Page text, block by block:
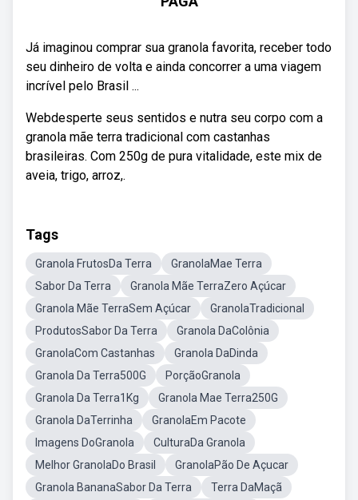
Já imaginou comprar sua granola favorita, receber todo
seu dinheiro de volta e ainda concorrer a uma viagem
incrível pelo Brasil ...
Webdesperte seus sentidos e nutra seu corpo com a
granola mãe terra tradicional com castanhas
brasileiras. Com 250g de pura vitalidade, este mix de
aveia, trigo, arroz,.
Tags
Granola FrutosDa Terra
GranolaMae Terra
Sabor Da Terra
Granola Mãe TerraZero Açúcar
Granola Mãe TerraSem Açúcar
GranolaTradicional
ProdutosSabor Da Terra
Granola DaColônia
GranolaCom Castanhas
Granola DaDinda
Granola Da Terra500G
PorçãoGranola
Granola Da Terra1Kg
Granola Mae Terra250G
Granola DaTerrinha
GranolaEm Pacote
Imagens DoGranola
CulturaDa Granola
Melhor GranolaDo Brasil
GranolaPão De Açucar
Granola BananaSabor Da Terra
Terra DaMaçã